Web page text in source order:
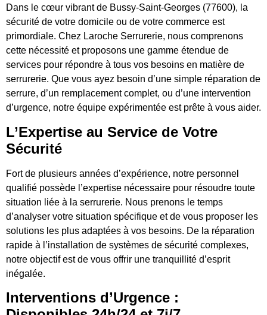
Dans le cœur vibrant de Bussy-Saint-Georges (77600), la
sécurité de votre domicile ou de votre commerce est
primordiale. Chez Laroche Serrurerie, nous comprenons
cette nécessité et proposons une gamme étendue de
services pour répondre à tous vos besoins en matière de
serrurerie. Que vous ayez besoin d’une simple réparation de
serrure, d’un remplacement complet, ou d’une intervention
d’urgence, notre équipe expérimentée est prête à vous aider.
L’Expertise au Service de Votre
Sécurité
Fort de plusieurs années d’expérience, notre personnel
qualifié possède l’expertise nécessaire pour résoudre toute
situation liée à la serrurerie. Nous prenons le temps
d’analyser votre situation spécifique et de vous proposer les
solutions les plus adaptées à vos besoins. De la réparation
rapide à l’installation de systèmes de sécurité complexes,
notre objectif est de vous offrir une tranquillité d’esprit
inégalée.
Interventions d’Urgence :